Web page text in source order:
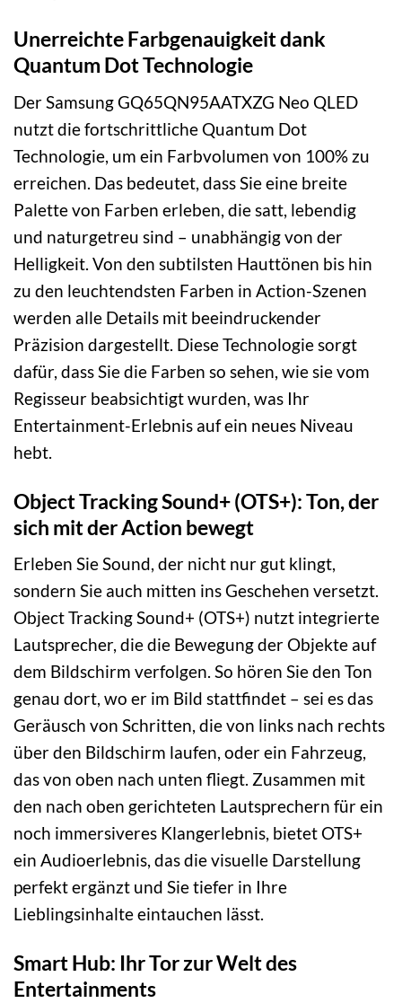
Unerreichte Farbgenauigkeit dank
Quantum Dot Technologie
Der Samsung GQ65QN95AATXZG Neo QLED
nutzt die fortschrittliche Quantum Dot
Technologie, um ein Farbvolumen von 100% zu
erreichen. Das bedeutet, dass Sie eine breite
Palette von Farben erleben, die satt, lebendig
und naturgetreu sind – unabhängig von der
Helligkeit. Von den subtilsten Hauttönen bis hin
zu den leuchtendsten Farben in Action-Szenen
werden alle Details mit beeindruckender
Präzision dargestellt. Diese Technologie sorgt
dafür, dass Sie die Farben so sehen, wie sie vom
Regisseur beabsichtigt wurden, was Ihr
Entertainment-Erlebnis auf ein neues Niveau
hebt.
Object Tracking Sound+ (OTS+): Ton, der
sich mit der Action bewegt
Erleben Sie Sound, der nicht nur gut klingt,
sondern Sie auch mitten ins Geschehen versetzt.
Object Tracking Sound+ (OTS+) nutzt integrierte
Lautsprecher, die die Bewegung der Objekte auf
dem Bildschirm verfolgen. So hören Sie den Ton
genau dort, wo er im Bild stattfindet – sei es das
Geräusch von Schritten, die von links nach rechts
über den Bildschirm laufen, oder ein Fahrzeug,
das von oben nach unten fliegt. Zusammen mit
den nach oben gerichteten Lautsprechern für ein
noch immersiveres Klangerlebnis, bietet OTS+
ein Audioerlebnis, das die visuelle Darstellung
perfekt ergänzt und Sie tiefer in Ihre
Lieblingsinhalte eintauchen lässt.
Smart Hub: Ihr Tor zur Welt des
Entertainments